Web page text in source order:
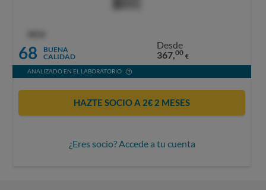
68
BUENA
CALIDAD
Desde
367,00 €
ANALIZADO EN EL LABORATORIO
HAZTE SOCIO A 2€ 2 MESES
¿Eres socio? Accede a tu cuenta